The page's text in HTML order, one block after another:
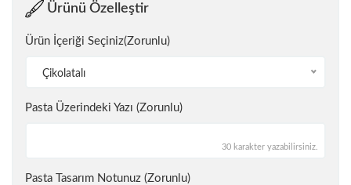
Ürünü Özelleştir
Ürün İçeriği Seçiniz(Zorunlu)
Çikolatalı
Pasta Üzerindeki Yazı (Zorunlu)
30 karakter yazabilirsiniz.
Pasta Tasarım Notunuz (Zorunlu)